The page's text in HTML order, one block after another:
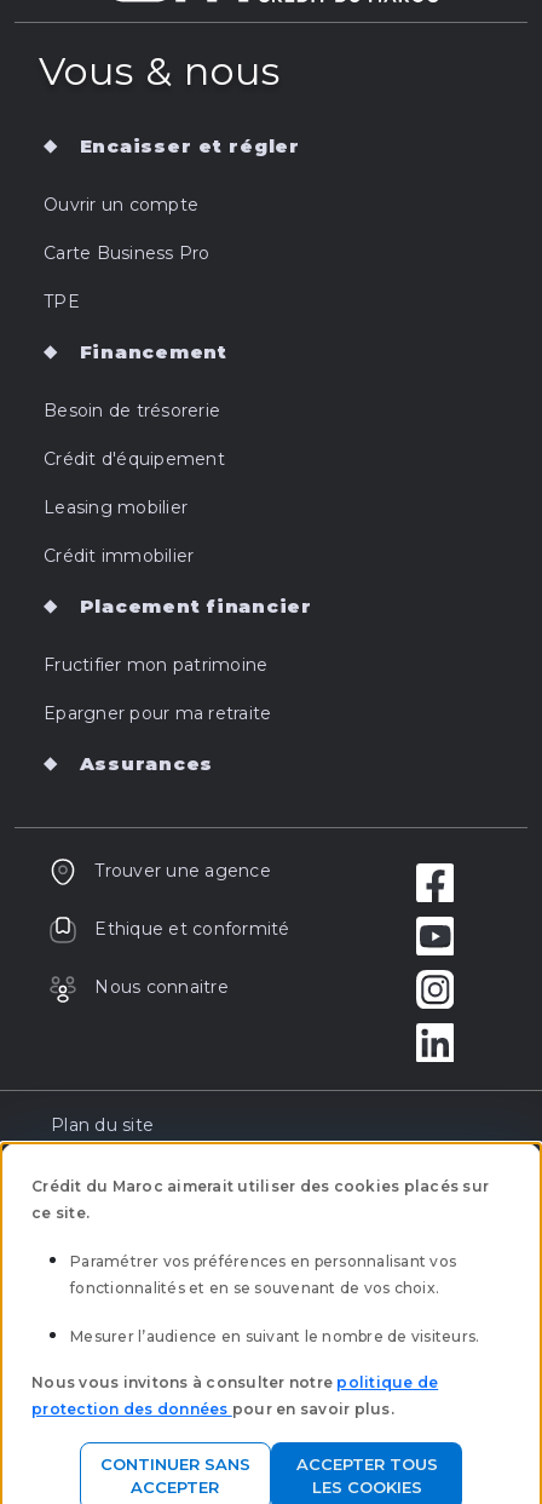
Vous & nous
Encaisser et régler
Ouvrir un compte
Carte Business Pro
TPE
Financement
Besoin de trésorerie
Crédit d'équipement
Leasing mobilier
Crédit immobilier
Placement financier
Fructifier mon patrimoine
Epargner pour ma retraite
Assurances
Trouver une agence
Ethique et conformité
Nous connaitre
Plan du site
Réclamation
Mentions légales
Clôture des comptes à vue
Politique Protection des données
Crédit du Maroc aimerait utiliser des cookies placés sur
ce site.
Paramétrer vos préférences en personnalisant vos
fonctionnalités et en se souvenant de vos choix.
Mesurer l’audience en suivant le nombre de visiteurs.
Nous vous invitons à consulter notre politique de
protection des données pour en savoir plus.
CONTINUER SANS
ACCEPTER
ACCEPTER TOUS
LES COOKIES